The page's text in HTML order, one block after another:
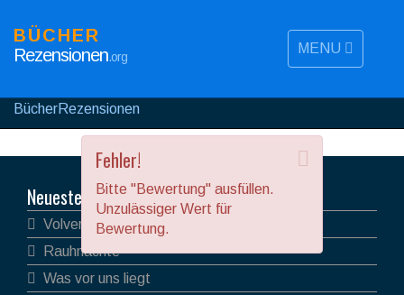
Fehler!
Bitte "Bewertung" ausfüllen.
Unzulässiger Wert für
Bewertung.
MENU
BÜCHER
Rezensionen.org
BücherRezensionen
Neueste Rezensionen
Volver
Rauhnächte
Was vor uns liegt